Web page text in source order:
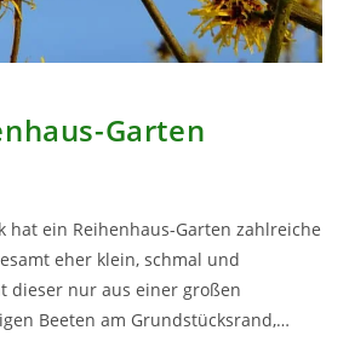
Garten
hat ein Reihenhaus-Garten zahlreiche
eher klein, schmal und
dieser nur aus einer großen
Beeten am Grundstücksrand,…